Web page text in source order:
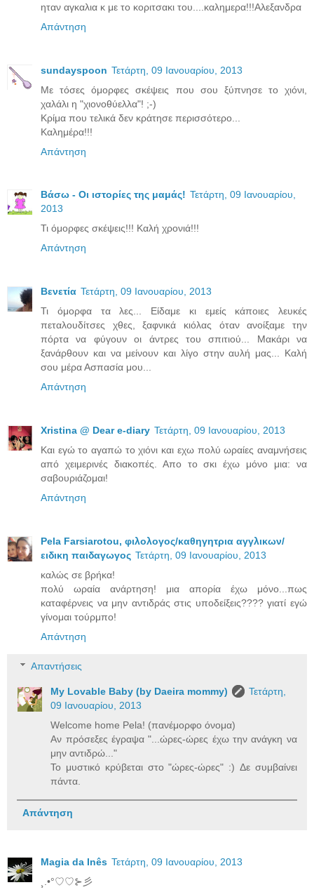
ηταν αγκαλια κ με το κοριτσακι του....καλημερα!!!Αλεξανδρα
Απάντηση
sundayspoon Τετάρτη, 09 Ιανουαρίου, 2013
Με τόσες όμορφες σκέψεις που σου ξύπνησε το χιόνι,
χαλάλι η "χιονοθύελλα"! ;-)
Κρίμα που τελικά δεν κράτησε περισσότερο...
Καλημέρα!!!
Απάντηση
Βάσω - Οι ιστορίες της μαμάς! Τετάρτη, 09 Ιανουαρίου,
2013
Τι όμορφες σκέψεις!!! Καλή χρονιά!!!
Απάντηση
Βενετία Τετάρτη, 09 Ιανουαρίου, 2013
Τι όμορφα τα λες... Είδαμε κι εμείς κάποιες λευκές
πεταλουδίτσες χθες, ξαφνικά κιόλας όταν ανοίξαμε την
πόρτα να φύγουν οι άντρες του σπιτιού... Μακάρι να
ξανάρθουν και να μείνουν και λίγο στην αυλή μας... Καλή
σου μέρα Ασπασία μου...
Απάντηση
Xristina @ Dear e-diary Τετάρτη, 09 Ιανουαρίου, 2013
Και εγώ το αγαπώ το χιόνι και εχω πολύ ωραίες αναμνήσεις
από χειμερινές διακοπές. Απο το σκι έχω μόνο μια: να
σαβουριάζομαι!
Απάντηση
Pela Farsiarotou, φιλολογος/καθηγητρια αγγλικων/
ειδικη παιδαγωγος Τετάρτη, 09 Ιανουαρίου, 2013
καλώς σε βρήκα!
πολύ ωραία ανάρτηση! μια απορία έχω μόνο...πως
καταφέρνεις να μην αντιδράς στις υποδείξεις???? γιατί εγώ
γίνομαι τούρμπο!
Απάντηση
Απαντήσεις
My Lovable Baby (by Daeira mommy)
Τετάρτη,
09 Ιανουαρίου, 2013
Welcome home Pela! (πανέμορφο όνομα)
Αν πρόσεξες έγραψα "...ώρες-ώρες έχω την ανάγκη να
μην αντιδρώ..."
Το μυστικό κρύβεται στο "ώρες-ώρες" :) Δε συμβαίνει
πάντα.
Απάντηση
Magia da Inês Τετάρτη, 09 Ιανουαρίου, 2013
¸.•°♡♡⊱彡